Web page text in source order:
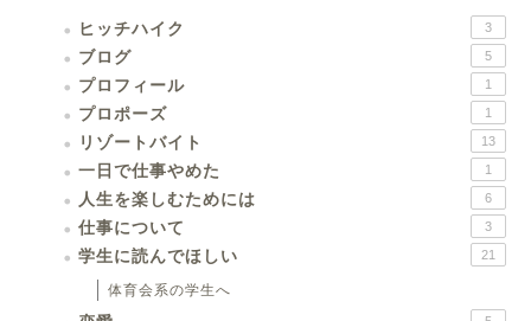
ヒッチハイク 3
ブログ 5
プロフィール 1
プロポーズ 1
リゾートバイト 13
一日で仕事やめた 1
人生を楽しむためには 6
仕事について 3
学生に読んでほしい 21
体育会系の学生へ